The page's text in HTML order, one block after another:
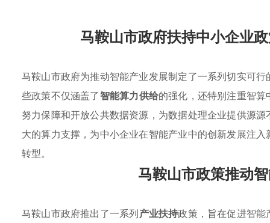
马鞍山市政府扶持中小企业
马鞍山市政府为推动智能产业发展制定了一系列切实可行
些政策不仅涵盖了智能算力供给的强化，还特别注重智
努力保障和开放公共数据资源，为数据处理企业提供源
大的算力支撑，为中小企业在智能产业中的创新发展注
转型。
马鞍山市政策推动
马鞍山市政府推出了一系列产业扶持政策，旨在促进智